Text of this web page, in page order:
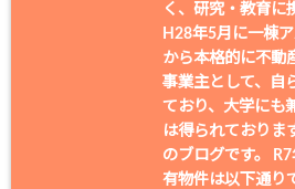
く、研究・教育に
H28年5月に一棟
から本格的に不動
事業主として、自
ており、大学にも
は得られておりま
のブログです。
有物件は以下通り